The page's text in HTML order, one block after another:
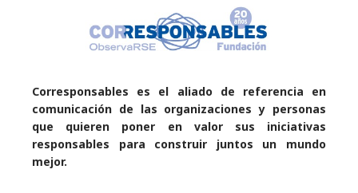
Corresponsables es el aliado de referencia en
comunicación de las organizaciones y personas
que quieren poner en valor sus iniciativas
responsables para construir juntos un mundo
mejor.